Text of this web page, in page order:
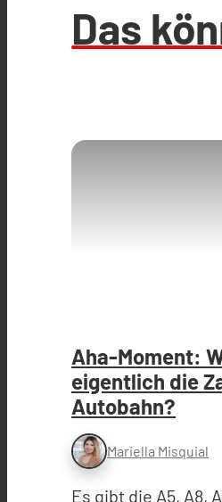
Das
Aha-Moment:
eigentlich die
Autobahn?
Mariella Misquial
Es gibt die A5, A8,